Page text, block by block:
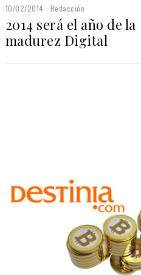
10/02/2014 Redacción
2014 será el año de la
madurez Digital